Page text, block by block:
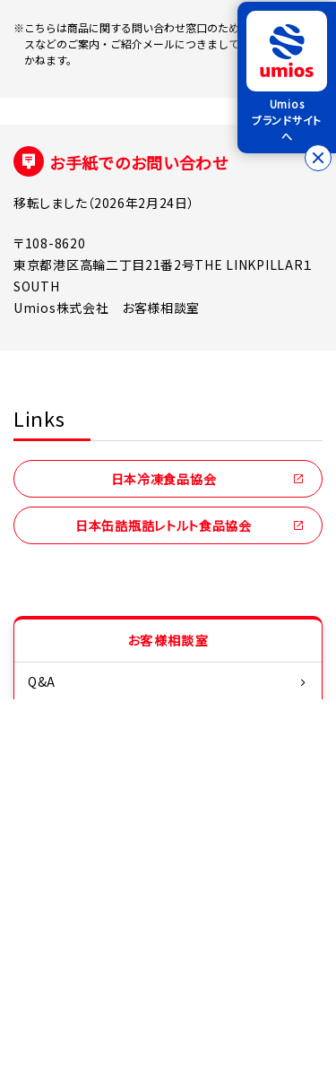
※こちらは商品に関する問い合わせ窓口のため、商品やサービ
スなどのご案内・ご紹介メールにつきましては、返信いたし
かねます。
お手紙でのお問い合わせ
移転しました（2026年2月24日）
〒108-8620
東京都港区高輪二丁目21番2号THE LINKPILLAR１
SOUTH
Umios株式会社 お客様相談室
Links
日本冷凍食品協会
日本缶詰瓶詰レトルト食品協会
お客様相談室
Q&A
Umios
ブランドサイト
へ